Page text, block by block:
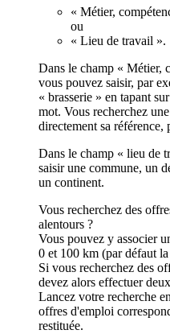
« Métier,
ou
« Lieu de travail ».
Dans le champ « Métier,
vous pouvez saisir, par
« brasserie » en tapant
mot. Vous recherchez
directement sa
Dans le champ « lieu de
saisir une commune, un
un continent.
Vous recherchez des
alentours ?
Vous pouvez y associer
0 et 100 km (par défaut
Si vous recherchez des
devez alors effectuer
Lancez votre recherche
offres d'emploi
restituée.